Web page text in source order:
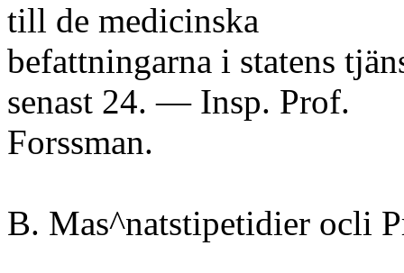
till de medicinska
befattningarna i statens
senast 24. — Insp. Prof.
Forssman.
B. Mas^natstipetidier ocli